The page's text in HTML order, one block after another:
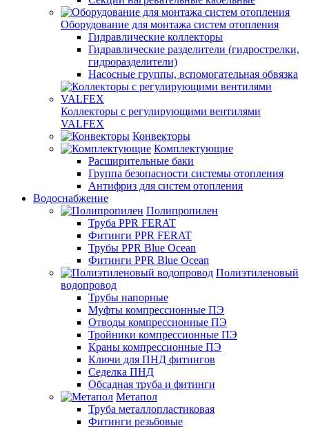
Оборудование для монтажа систем отопления
Гидравлические коллекторы
Гидравлические разделители (гидрострелки,
гидроразделители)
Насосные группы, вспомогательная обвязка
Коллекторы с регулирующими вентилями
VALFEX
Конвекторы
Комплектующие
Расширительные баки
Группа безопасности системы отопления
Антифриз для систем отопления
Водоснабжение
Полипропилен
Труба PPR FERAT
Фитинги PPR FERAT
Трубы PPR Blue Ocean
Фитинги PPR Blue Ocean
Полиэтиленовый
водопровод
Трубы напорные
Муфты компрессионные ПЭ
Отводы компрессионные ПЭ
Тройники компрессионные ПЭ
Краны компрессионные ПЭ
Ключи для ПНД фитингов
Седелка ПНД
Обсадная труба и фитинги
Метапол
Труба металлопластиковая
Фитинги резьбовые